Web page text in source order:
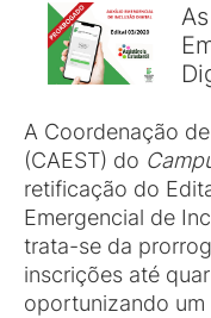
A Coordenação
(CAEST) do
retificação do
Emergencial de
trata-se da
inscrições até
oportunizando